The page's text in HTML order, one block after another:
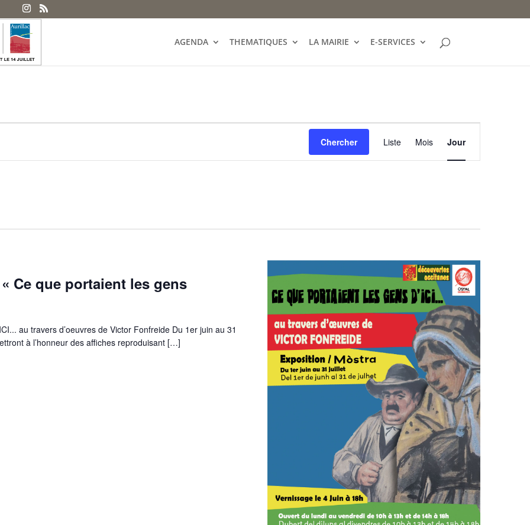
AGENDA THEMATIQUES LA MAIRIE E-SERVICES
Chercher
Navigation
de
vues
Liste Mois Jour
Ce que portaient les gens
au travers d’oeuvres de Victor Fonfreide Du 1er juin au 31
à l’honneur des affiches reproduisant […]